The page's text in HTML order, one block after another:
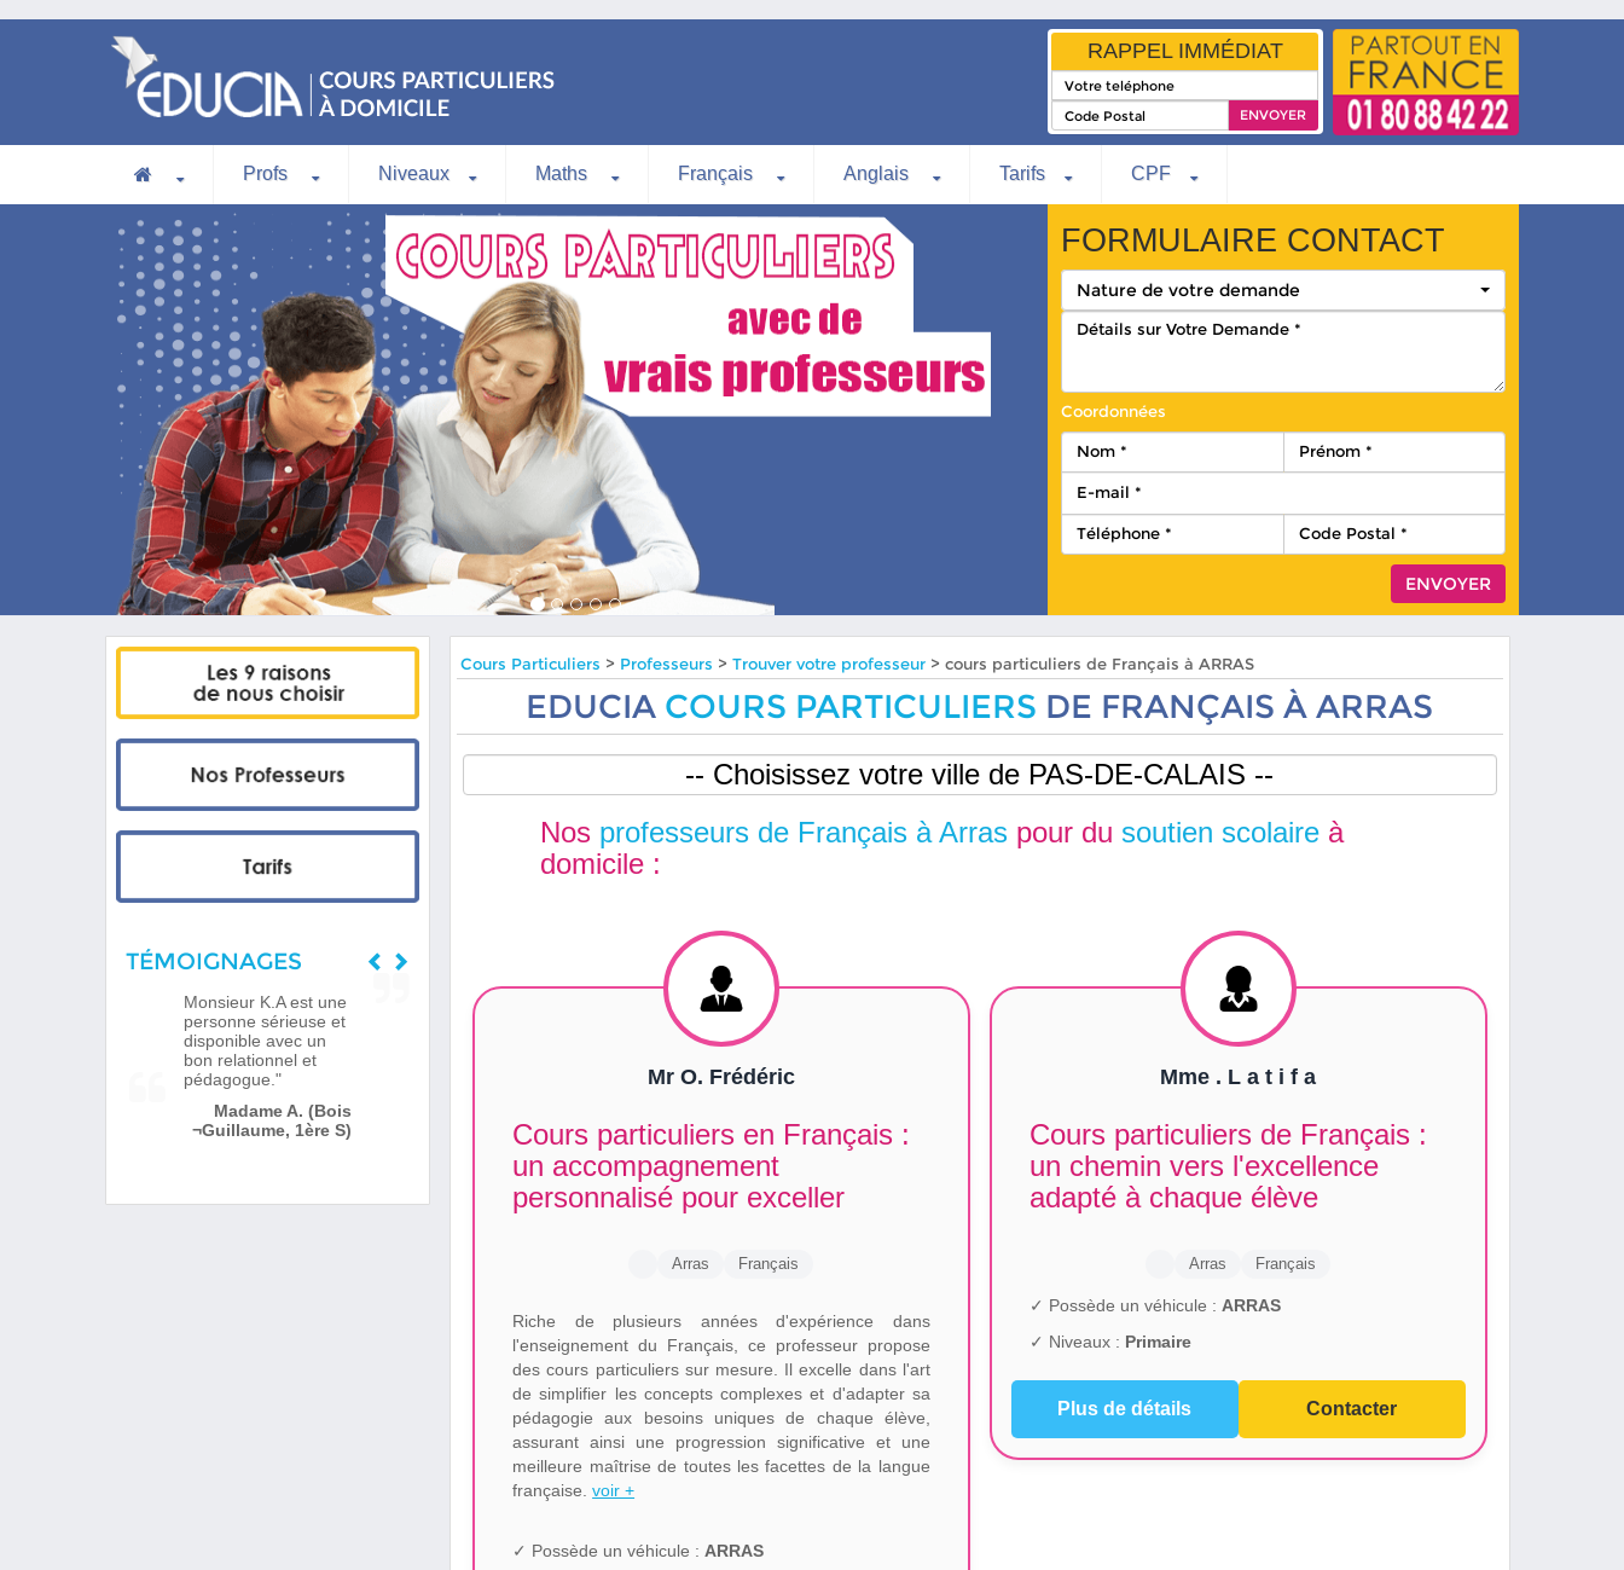
RAPPEL IMMÉDIAT
Profs Niveaux Maths Français Anglais Tarifs CPF
FORMULAIRE CONTACT
Nature de votre demande
Coordonnées
TÉMOIGNAGES
Monsieur K.A est une
personne sérieuse et
disponible avec un
bon relationnel et
pédagogue."
Madame A. (Bois
¬Guillaume, 1ère S)
Cours Particuliers > Professeurs >Trouver votre professeur > cours particuliers de Français à ARRAS
EDUCIA COURS PARTICULIERS DE FRANÇAIS À ARRAS
Nos professeurs de Français à Arras pour du soutien scolaire à
domicile :
Mr O. Frédéric
Cours particuliers en Français :
un accompagnement
personnalisé pour exceller
Arras Français
Riche de plusieurs années d'expérience dans
l'enseignement du Français, ce professeur propose
des cours particuliers sur mesure. Il excelle dans l'art
de simplifier les concepts complexes et d'adapter sa
pédagogie aux besoins uniques de chaque élève,
assurant ainsi une progression significative et une
meilleure maîtrise de toutes les facettes de la langue
française.voir +
✓ Possède un véhicule : ARRAS
Mme . L a t i f a
Cours particuliers de Français :
un chemin vers l'excellence
adapté à chaque élève
Arras Français
✓ Possède un véhicule : ARRAS
✓ Niveaux : Primaire
Plus de détails Contacter